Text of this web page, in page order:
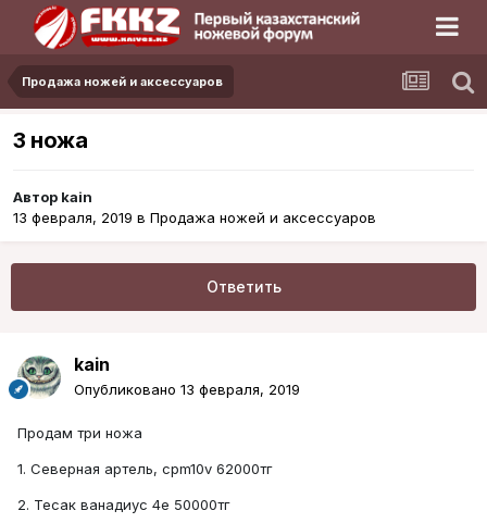
Продажа ножей и аксессуаров
3 ножа
Автор kain
13 февраля, 2019 в Продажа ножей и аксессуаров
Ответить
kain
Опубликовано 13 февраля, 2019
Продам три ножа
1. Северная артель, cpm10v 62000тг
2. Тесак ванадиус 4е 50000тг